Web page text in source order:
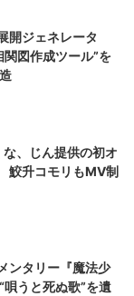
開ジェネレータ
関図作成ツール”を
、じん提供の初オ
鮫升コモリもMV制
ンタリー『魔法少
唄うと死ぬ歌”を遺